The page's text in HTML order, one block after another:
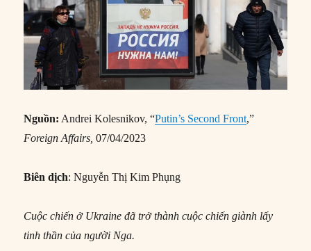
Nguồn: Andrei Kolesnikov, “Putin’s Second Front,”
Foreign Affairs, 07/04/2023
Biên dịch: Nguyễn Thị Kim Phụng
Cuộc chiến ở Ukraine đã trở thành cuộc chiến giành lấy
tinh thần của người Nga.